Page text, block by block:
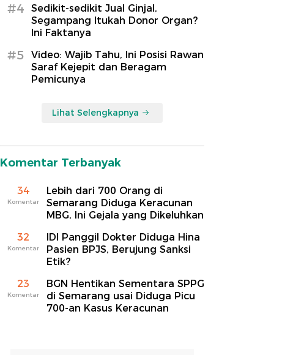
#4
Sedikit-sedikit Jual Ginjal,
Segampang Itukah Donor Organ?
Ini Faktanya
#5
Video: Wajib Tahu, Ini Posisi Rawan
Saraf Kejepit dan Beragam
Pemicunya
Lihat Selengkapnya
Komentar Terbanyak
34
Komentar
Lebih dari 700 Orang di
Semarang Diduga Keracunan
MBG, Ini Gejala yang Dikeluhkan
32
Komentar
IDI Panggil Dokter Diduga Hina
Pasien BPJS, Berujung Sanksi
Etik?
23
Komentar
BGN Hentikan Sementara SPPG
di Semarang usai Diduga Picu
700-an Kasus Keracunan